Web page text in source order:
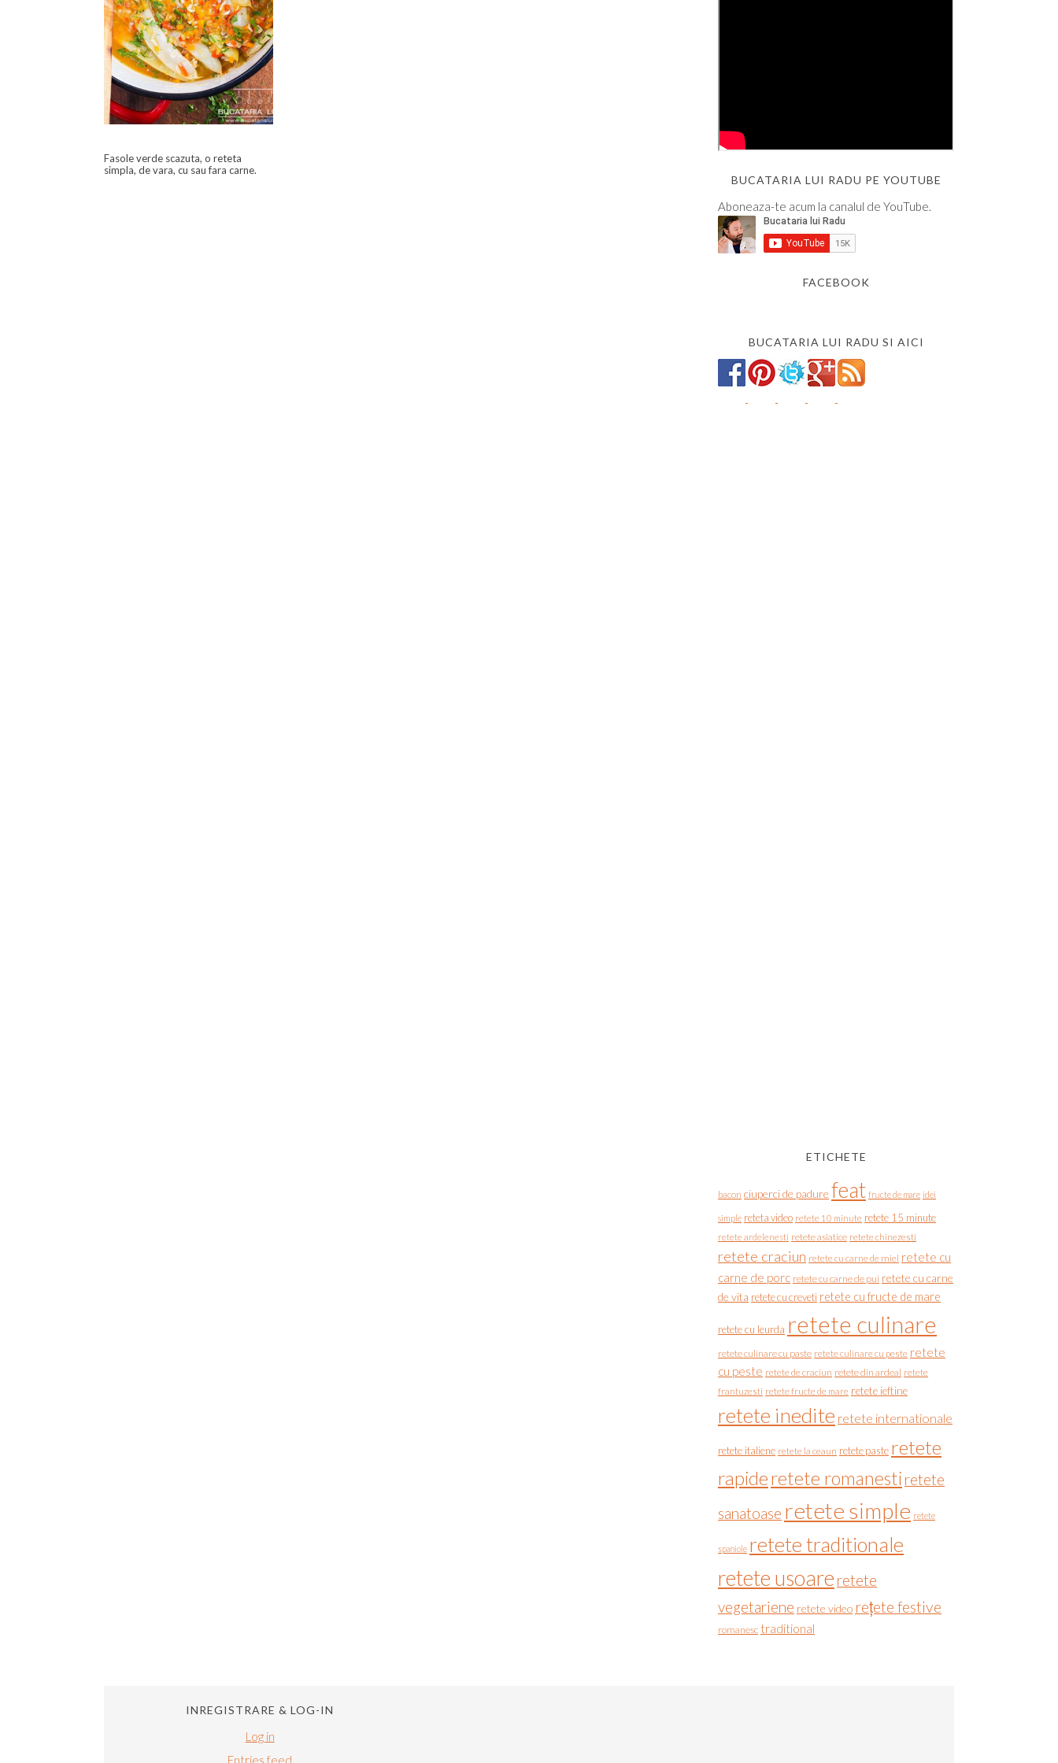
Fasole verde scazuta, o reteta
simpla, de vara, cu sau fara carne.
BUCATARIA LUI RADU PE YOUTUBE
Aboneaza-te acum la canalul de YouTube.
FACEBOOK
BUCATARIA LUI RADU SI AICI
ETICHETE
bacon ciuperci de padure feat fructe de mare idei
simple reteta video retete 10 minute retete 15 minute
retete ardelenesti retete asiatice retete chinezesti
retete craciun retete cu carne de miel retete cu
carne de porc retete cu carne de pui retete cu carne
de vita retete cu creveti retete cu fructe de mare
retete cu leurda retete culinare
retete culinare cu paste retete culinare cu peste retete
cu peste retete de craciun retete din ardeal retete
frantuzesti retete fructe de mare retete ieftine
retete inedite retete internationale
retete italiene retete la ceaun retete paste retete
rapideretete romanesti retete
sanatoase retete simple retete
spaniole retete traditionale
retete usoare retete
vegetariene retete video rețete festive
romanesc traditional
INREGISTRARE & LOG-IN
Log in
Entries feed